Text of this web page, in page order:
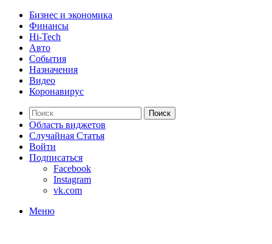
Бизнес и экономика
Финансы
Hi-Tech
Авто
События
Назначения
Видео
Коронавирус
Поиск
Область виджетов
Случайная Статья
Войти
Подписаться
Facebook
Instagram
vk.com
Меню